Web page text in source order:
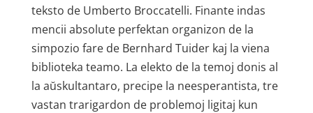
teksto de Umberto Broccatelli. Finante indas
mencii absolute perfektan organizon de la
simpozio fare de Bernhard Tuider kaj la viena
biblioteka teamo. La elekto de la temoj donis al
la aŭskultantaro, precipe la neesperantista, tre
vastan trarigardon de problemoj ligitaj kun